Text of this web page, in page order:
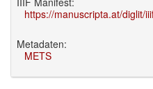
https://manuscripta.at/diglit/
Metadaten:
METS